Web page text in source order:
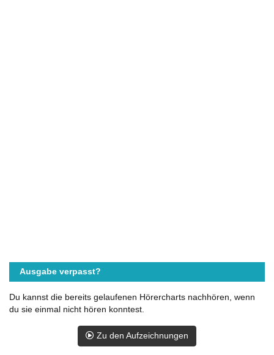
Ausgabe verpasst?
Du kannst die bereits gelaufenen Hörercharts nachhören, wenn
du sie einmal nicht hören konntest.
Zu den Aufzeichnungen